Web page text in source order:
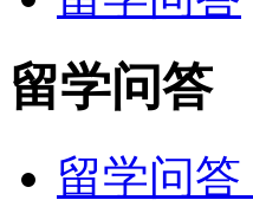
留学问答
留学问